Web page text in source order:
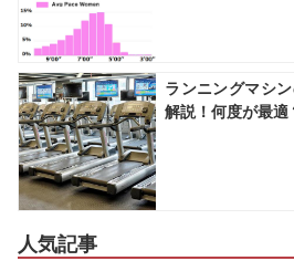
ランニングマシ
解説！何度が最適
人気記事